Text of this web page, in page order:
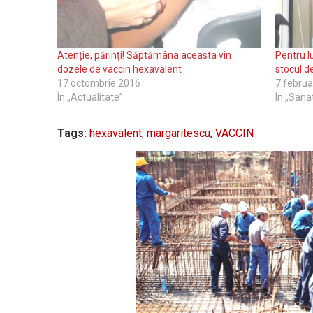
Atenție, părinți! Săptămâna aceasta vin
dozele de vaccin hexavalent
17 octombrie 2016
În „Actualitate”
Pentru
stocul
7
În
Tags: hexavalent, margaritescu, VACCIN